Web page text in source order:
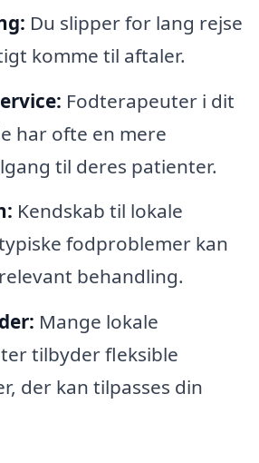
Du slipper for lang rejse
komme til aftaler.
Fodterapeuter i dit
har ofte en mere
til deres patienter.
Kendskab til lokale
fodproblemer kan
behandling.
Mange lokale
tilbyder fleksible
der kan tilpasses din